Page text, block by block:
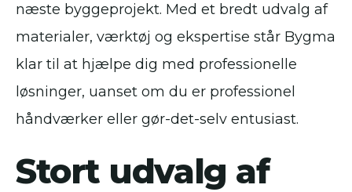
næste byggeprojekt. Med et bredt udvalg af
materialer, værktøj og ekspertise står Bygma
klar til at hjælpe dig med professionelle
løsninger, uanset om du er professionel
håndværker eller gør-det-selv entusiast.
Stort udvalg af